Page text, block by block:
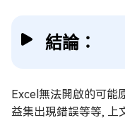
結論：
Excel無法開啟的可能
益集出現錯誤等等, 上